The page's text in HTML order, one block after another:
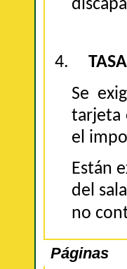
4.
Se
tarjeta
el
Están
del
no
Páginas